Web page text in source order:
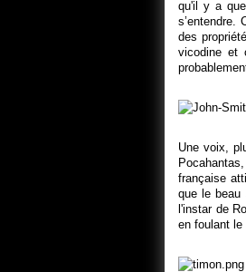
qu'il y a
s’entendre.
des
vicodine et
Une voix,
française
que le beau
l'instar de
en foulant le